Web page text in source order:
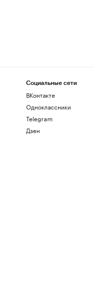
Социальные сети
ВКонтакте
Одноклассники
Telegram
Дзен